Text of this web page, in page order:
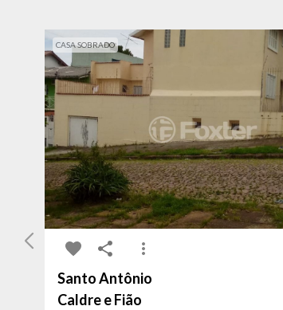
CASA SOBRADO
Santo Antônio
Caldre e Fião